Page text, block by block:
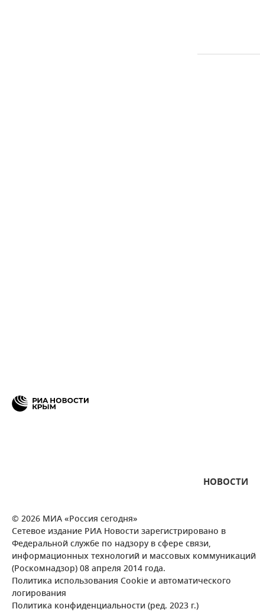
НОВОСТИ
© 2026 МИА «Россия сегодня»
Сетевое издание РИА Новости зарегистрировано в
Федеральной службе по надзору в сфере связи,
информационных технологий и массовых коммуникаций
(Роскомнадзор) 08 апреля 2014 года.
Политика использования Cookie и автоматического
логирования
Политика конфиденциальности (ред. 2023 г.)